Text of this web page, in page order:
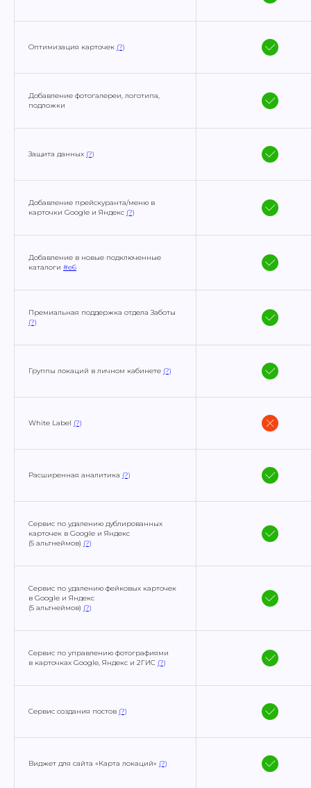
Оптимизация карточек (?)
Добавление фотогалереи, логотипа,
подложки
Защита данных (?)
Добавление прейскуранта/меню в
карточки Google и Яндекс (?)
Добавление в новые подключенные
каталоги #e6
Премиальная поддержка отдела Заботы
(?)
Группы локаций в личном кабинете (?)
White Label (?)
Расширенная аналитика (?)
Сервис по удалению дублированных
карточек в Google и Яндекс
(5 альтнеймов) (?)
Сервис по удалению фейковых карточек
в Google и Яндекс
(5 альтнеймов) (?)
Сервис по управлению фотографиями
в карточках Google, Яндекс и 2ГИС (?)
Сервис создания постов (?)
Виджет для сайта «Карта локаций» (?)